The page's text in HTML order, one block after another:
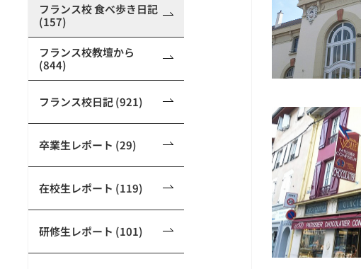
フランス校 食べ歩き日記
(157)
フランス校教壇から
(844)
フランス校日記 (921)
卒業生レポート (29)
在校生レポート (119)
研修生レポート (101)